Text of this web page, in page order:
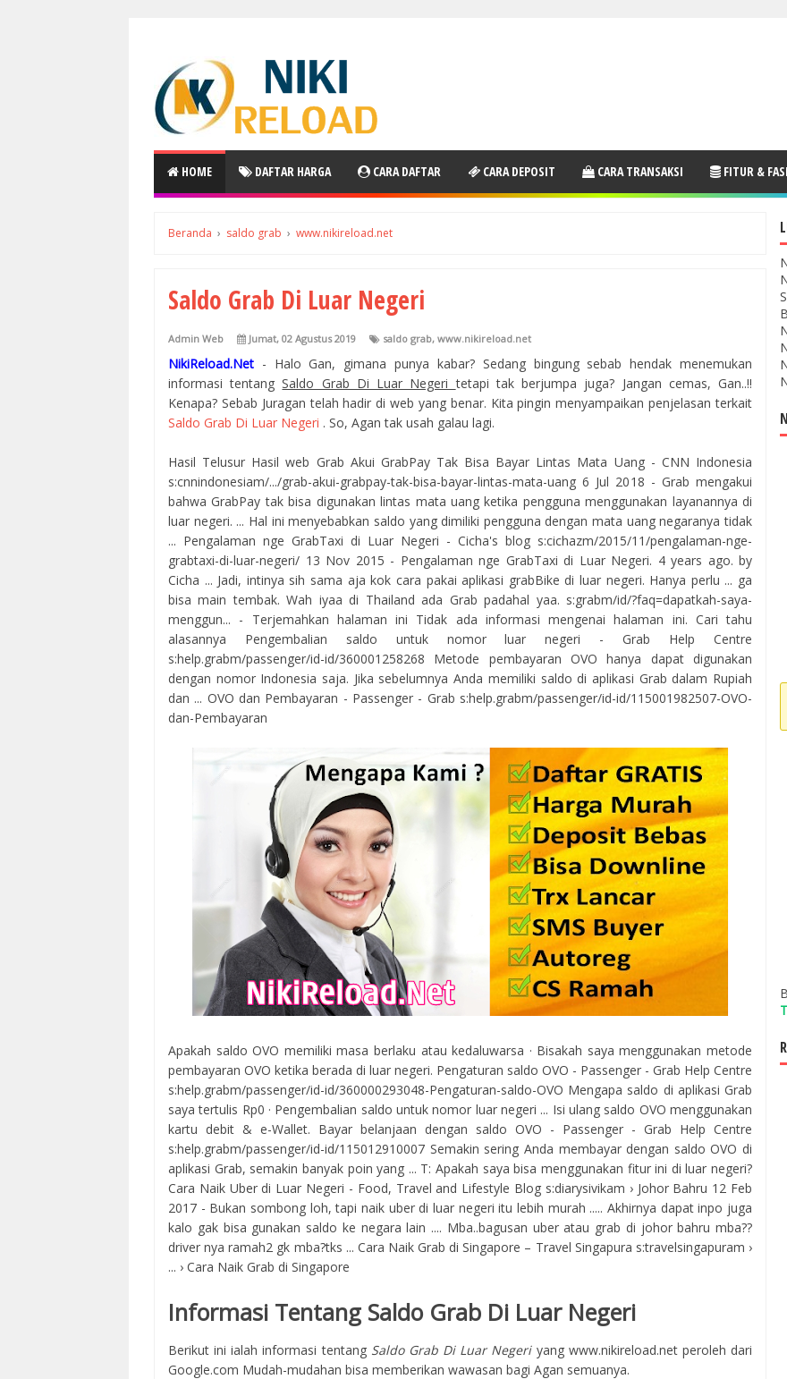
HOME DAFTAR HARGA CARA DAFTAR CARA DEPOSIT CARA TRANSAKSI FITUR &
Beranda › saldo grab › www.nikireload.net
Saldo Grab Di Luar Negeri
Admin Web Jumat, 02 Agustus 2019 saldo grab, www.nikireload.net
NikiReload.Net - Halo Gan, gimana punya kabar? Sedang bingung sebab hendak menemukan
informasi tentangSaldo Grab Di Luar Negeritetapi tak berjumpa juga? Jangan cemas, Gan..!!
Kenapa? Sebab Juragan telah hadir di web yang benar. Kita pingin menyampaikan penjelasan terkait
Saldo Grab Di Luar Negeri . So, Agan tak usah galau lagi.
Hasil Telusur Hasil web Grab Akui GrabPay Tak Bisa Bayar Lintas Mata Uang - CNN Indonesia
s:cnnindonesiam/.../grab-akui-grabpay-tak-bisa-bayar-lintas-mata-uang 6 Jul 2018 - Grab mengakui
bahwa GrabPay tak bisa digunakan lintas mata uang ketika pengguna menggunakan layanannya di
luar negeri. ... Hal ini menyebabkan saldo yang dimiliki pengguna dengan mata uang negaranya tidak
... Pengalaman nge GrabTaxi di Luar Negeri - Cicha's blog s:cichazm/2015/11/pengalaman-nge-
grabtaxi-di-luar-negeri/ 13 Nov 2015 - Pengalaman nge GrabTaxi di Luar Negeri. 4 years ago. by
Cicha ... Jadi, intinya sih sama aja kok cara pakai aplikasi grabBike di luar negeri. Hanya perlu ... ga
bisa main tembak. Wah iyaa di Thailand ada Grab padahal yaa. s:grabm/id/?faq=dapatkah-saya-
menggun... - Terjemahkan halaman ini Tidak ada informasi mengenai halaman ini. Cari tahu
alasannya Pengembalian saldo untuk nomor luar negeri - Grab Help Centre
s:help.grabm/passenger/id-id/360001258268 Metode pembayaran OVO hanya dapat digunakan
dengan nomor Indonesia saja. Jika sebelumnya Anda memiliki saldo di aplikasi Grab dalam Rupiah
dan ... OVO dan Pembayaran - Passenger - Grab s:help.grabm/passenger/id-id/115001982507-OVO-
dan-Pembayaran
Apakah saldo OVO memiliki masa berlaku atau kedaluwarsa · Bisakah saya menggunakan metode
pembayaran OVO ketika berada di luar negeri. Pengaturan saldo OVO - Passenger - Grab Help Centre
s:help.grabm/passenger/id-id/360000293048-Pengaturan-saldo-OVO Mengapa saldo di aplikasi Grab
saya tertulis Rp0 · Pengembalian saldo untuk nomor luar negeri ... Isi ulang saldo OVO menggunakan
kartu debit & e-Wallet. Bayar belanjaan dengan saldo OVO - Passenger - Grab Help Centre
s:help.grabm/passenger/id-id/115012910007 Semakin sering Anda membayar dengan saldo OVO di
aplikasi Grab, semakin banyak poin yang ... T: Apakah saya bisa menggunakan fitur ini di luar negeri?
Cara Naik Uber di Luar Negeri - Food, Travel and Lifestyle Blog s:diarysivikam › Johor Bahru 12 Feb
2017 - Bukan sombong loh, tapi naik uber di luar negeri itu lebih murah ..... Akhirnya dapat inpo juga
kalo gak bisa gunakan saldo ke negara lain .... Mba..bagusan uber atau grab di johor bahru mba??
driver nya ramah2 gk mba?tks ... Cara Naik Grab di Singapore – Travel Singapura s:travelsingapuram ›
... › Cara Naik Grab di Singapore
Informasi Tentang Saldo Grab Di Luar Negeri
Berikut ini ialah informasi tentang Saldo Grab Di Luar Negeri yang www.nikireload.net peroleh dari
Google.com Mudah-mudahan bisa memberikan wawasan bagi Agan semuanya.